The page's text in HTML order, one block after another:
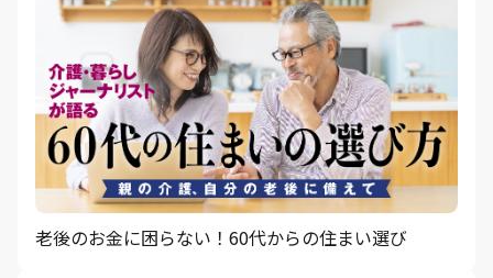
老後のお金に困らない！60代からの住まい選び